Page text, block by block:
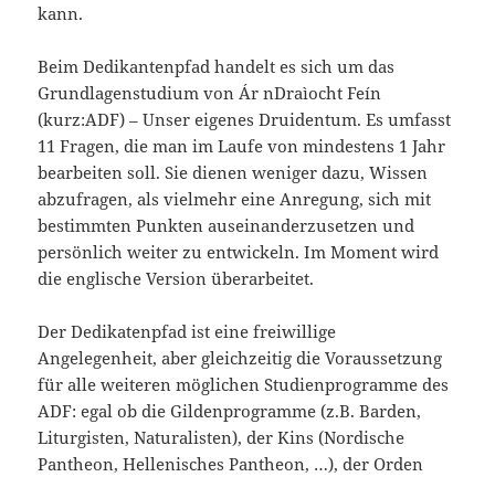
kann.
Beim Dedikantenpfad handelt es sich um das
Grundlagenstudium von Ár nDraìocht Feín
(kurz:ADF) – Unser eigenes Druidentum. Es umfasst
11 Fragen, die man im Laufe von mindestens 1 Jahr
bearbeiten soll. Sie dienen weniger dazu, Wissen
abzufragen, als vielmehr eine Anregung, sich mit
bestimmten Punkten auseinanderzusetzen und
persönlich weiter zu entwickeln. Im Moment wird
die englische Version überarbeitet.
Der Dedikatenpfad ist eine freiwillige
Angelegenheit, aber gleichzeitig die Voraussetzung
für alle weiteren möglichen Studienprogramme des
ADF: egal ob die Gildenprogramme (z.B. Barden,
Liturgisten, Naturalisten), der Kins (Nordische
Pantheon, Hellenisches Pantheon, …), der Orden